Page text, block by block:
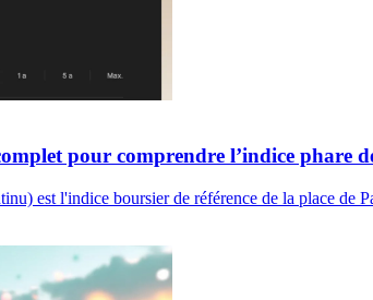
pour comprendre l’indice phare
est l'indice boursier de référence de la place de